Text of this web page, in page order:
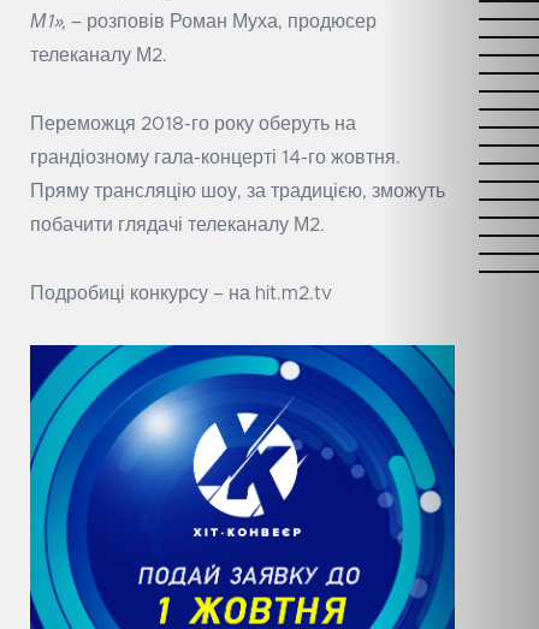
М1», – розповів Роман Муха, продюсер
телеканалу М2.
Переможця 2018-го року оберуть на
грандіозному гала-концерті 14-го жовтня.
Пряму трансляцію шоу, за традицією, зможуть
побачити глядачі телеканалу М2.
Подробиці конкурсу – на hit.m2.tv